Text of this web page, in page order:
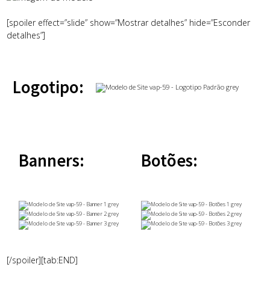
[spoiler effect=”slide” show=”Mostrar detalhes” hide=”Esconder
detalhes”]
Logotipo:
Banners: Botões:
[/spoiler][tab:END]